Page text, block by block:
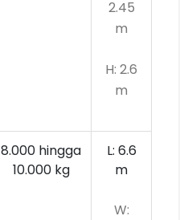
2.45
m
H: 2.6
m
8.000 hingga
10.000kg
L: 6.6
m
W: